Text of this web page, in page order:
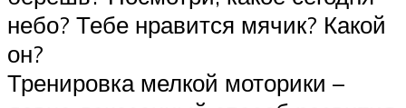
небо? Тебе нравится мячик? Какой
он?
Тренировка мелкой моторики –